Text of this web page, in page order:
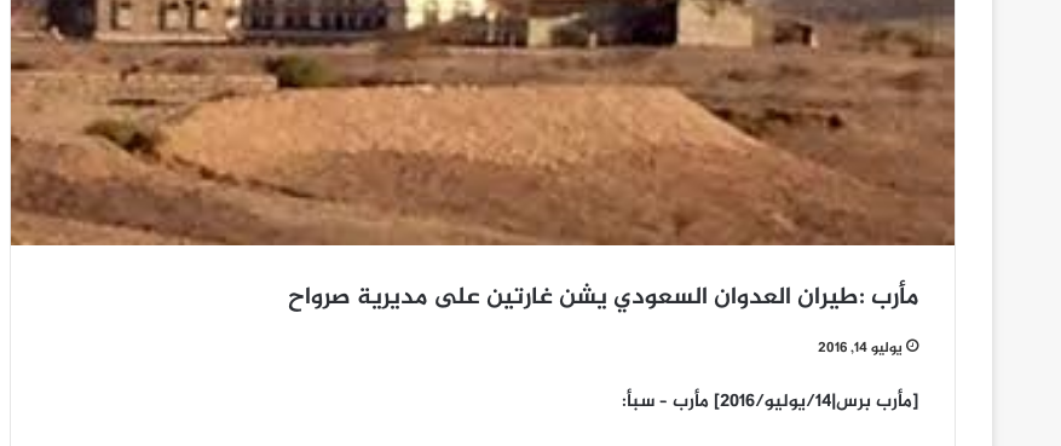
مأرب :طيران العدوان السعودي يشن غارتين على مديرية صرواح
يوليو 14, 2016
[مأرب برس|14/يوليو/2016] مأرب – سبأ: